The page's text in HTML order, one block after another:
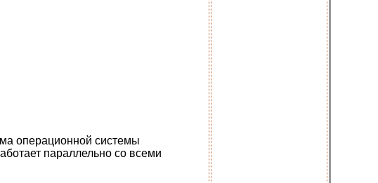
операционной системы
параллельно со всеми